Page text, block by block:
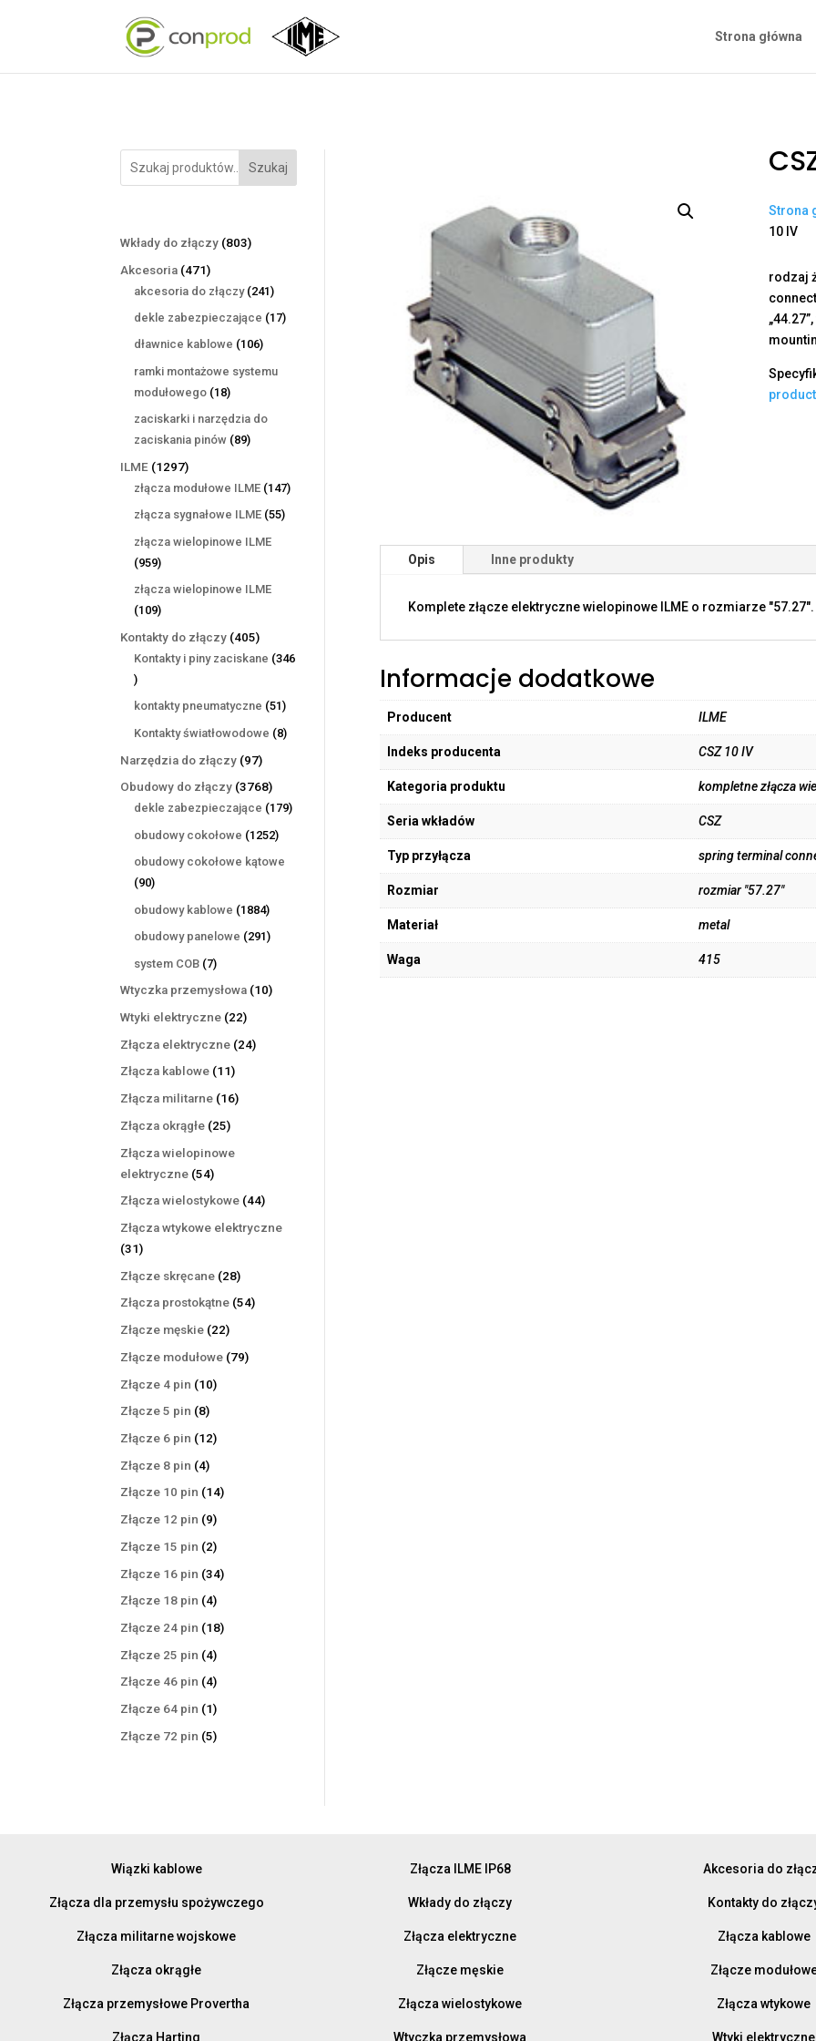
Strona główna
Szukaj
Wkłady do złączy 803803
Akcesoria 471471
produktów
akcesoria do złączy 241241
produktów
dekle zabezpieczające 1717
dławnice kablowe 106106
ramki montażowe systemu
modułowego 1818
produktów
zaciskarki i narzędzia do
zaciskania pinów 8989
ILME 12971297
produktów
złącza modułowe ILME 147147
złącza sygnałowe ILME 5555
złącza wielopinowe ILME
959959
produktów
złącza wielopinowe ILME
109109
produktów
Kontakty do złączy 405405
produktów
Kontakty i piny zaciskane 346
346
produktów
kontakty pneumatyczne 5151
produktów
Kontakty światłowodowe 88
Narzędzia do złączy 9797
produktów
Obudowy do złączy 37683768
produktów
dekle zabezpieczające 179179
obudowy cokołowe 12521252
obudowy cokołowe kątowe
9090
produktów
obudowy kablowe 18841884
produkty
obudowy panelowe 291291
system COB 77
produktów
Wtyczka przemysłowa 1010
Wtyki elektryczne 2222
produkty
Złącza elektryczne 2424
Złącza kablowe 1111
produktów
Złącza militarne 1616
Złącza okrągłe 2525
Złącza wielopinowe
elektryczne 5454
produkty
Złącza wielostykowe 4444
Złącza wtykowe elektryczne
3131
produktów
Złącze skręcane 2828
produktów
Złącza prostokątne 5454
Złącze męskie 2222
produkty
Złącze modułowe 7979
Złącze 4 pin 1010
Złącze 5 pin 88
produktów
Złącze 6 pin 1212
Złącze 8 pin 44
produkty
Złącze 10 pin 1414
Złącze 12 pin 99
produktów
Złącze 15 pin 22
produkty
Złącze 16 pin 3434
Złącze 18 pin 44
produkty
Złącze 24 pin 1818
Złącze 25 pin 44
produkty
Złącze 46 pin 44
produkty
Złącze 64 pin 11
produkt
Złącze 72 pin 55
Strona
10 IV
rodzaj
Opis Inne produkty
Komplete złącze elektryczne wielopinowe ILME o rozmiarze "57.27".
Informacje dodatkowe
Producent ILME
Indeks producenta CSZ 10 IV
Kategoria produktu kompletne złącza
Seria wkładów CSZ
Typ przyłącza spring terminal
Rozmiar rozmiar "57.27"
Materiał metal
Waga 415
Wiązki kablowe
Złącza dla przemysłu spożywczego
Złącza militarne wojskowe
Złącza okrągłe
Złącza przemysłowe Provertha
Złącza Harting
Złącza ILME IP68
Wkłady do złączy
Złącza elektryczne
Złącze męskie
Złącza wielostykowe
Wtyczka przemysłowa
Akcesoria do
Kontakty do
Złącza kablowe
Złącze
Złącza wtykowe
Wtyki elektryczne